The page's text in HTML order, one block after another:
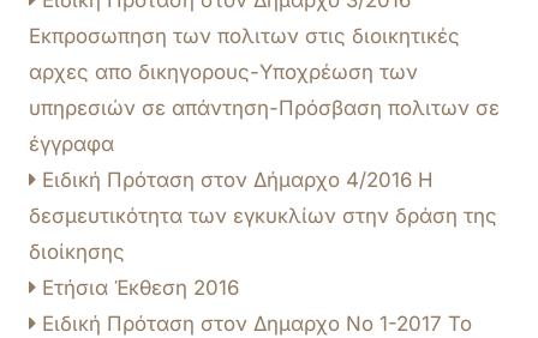
Εκπροσωπηση των πολιτων στις διοικητικές
αρχες απο δικηγορους-Υποχρέωση των
υπηρεσιών σε απάντηση-Πρόσβαση πολιτων σε
έγγραφα
Ειδική Πρόταση στον Δήμαρχο 4/2016 Η
δεσμευτικότητα των εγκυκλίων στην δράση της
διοίκησης
Ετήσια Έκθεση 2016
Ειδική Πρόταση στον Δημαρχο Νο 1-2017 Το